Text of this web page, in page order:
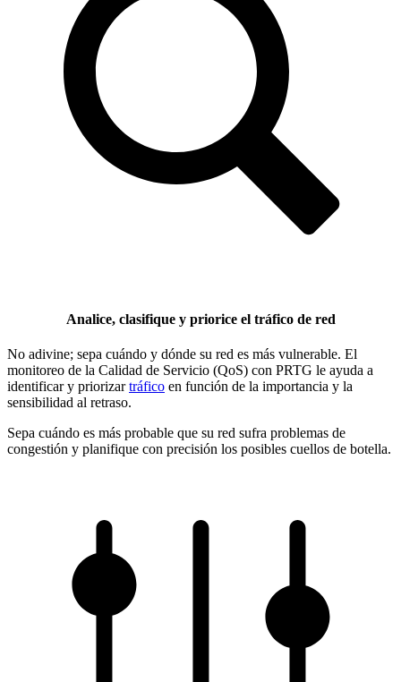
Analice, clasifique y priorice el tráfico de red
No adivine; sepa cuándo y dónde su red es más vulnerable. El
monitoreo de la Calidad de Servicio (QoS) con PRTG le ayuda a
identificar y priorizartráfico en función de la importancia y la
sensibilidad al retraso.
Sepa cuándo es más probable que su red sufra problemas de
congestión y planifique con precisión los posibles cuellos de botella.